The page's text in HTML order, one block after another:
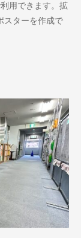
用できます。拡
スターを作成で